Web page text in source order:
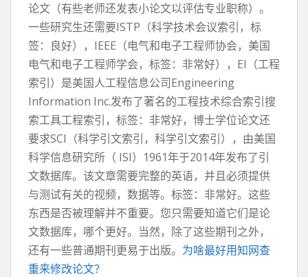
论文（有些老师还发表小论文以评估专业职称）。
一些研究生还需要ISTP（科学技术会议索引，标
签：良好），IEEE（电气和电子工程师协会，美国
电气和电子工程师学会，标签：非常好），EI（工程
索引）是美国人工程信息公司Engineering
Information Inc.发布了著名的工程技术综合索引搜
索工具工程索引，标签：非常好，博士学位论文还
要求SCI（科学引文索引，科学引文索引），由美国
科学信息研究所（ ISI）1961年于2014年发布了引
文数据库。该文章需要完整的英语，并且必须提供
与测试有关的视频，数据等。标签：非常好。这些
东西是否被理解并不重要。您只需要知道它们是论
文数据库，哪个更好。当然，除了这些期刊之外，
还有一些普通期刊更易于出版。 为啥最好用知网查
重来修改论文？